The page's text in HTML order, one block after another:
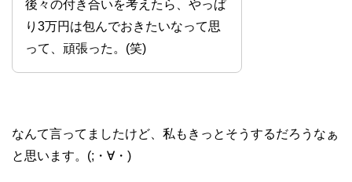
後々の付き合いを考えたら、やっぱ
り3万円は包んでおきたいなって思
って、頑張った。(笑)
なんて言ってましたけど、私もきっとそうするだろうなぁ
と思います。(;・∀・)